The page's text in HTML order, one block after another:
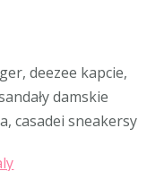
deezee kapcie,
damskie
casadei sneakersy